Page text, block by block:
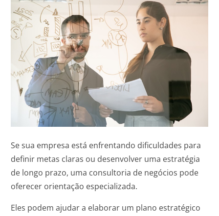
Se sua empresa está enfrentando dificuldades para
definir metas claras ou desenvolver uma estratégia
de longo prazo, uma consultoria de negócios pode
oferecer orientação especializada.
Eles podem ajudar a elaborar um plano estratégico